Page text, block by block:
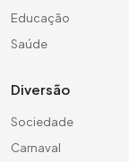
Educação
Saúde
Diversão
Sociedade
Carnaval